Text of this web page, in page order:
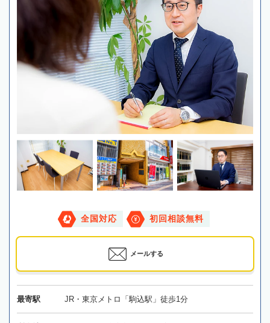
全国対応 初回相談無料
メールする
最寄駅 JR・東京メトロ「駒込駅」徒歩1分